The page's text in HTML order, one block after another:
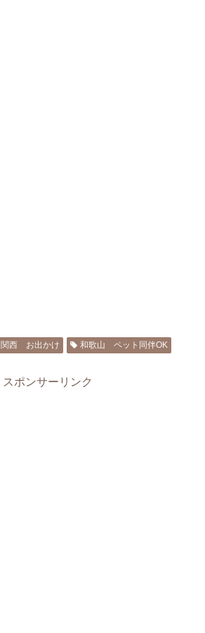
関西 お出かけ 和歌山 ペット同伴OK
スポンサーリンク